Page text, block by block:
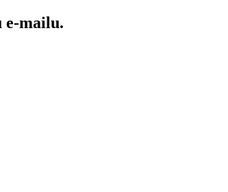
e-mailu.